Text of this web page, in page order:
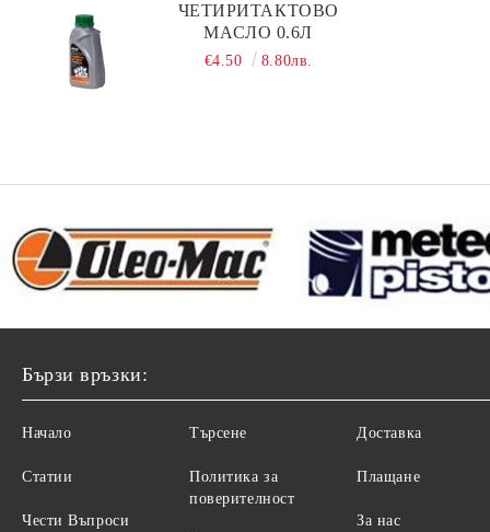
ЧЕТИРИТАКТОВО
МАСЛО 0.6Л
€4.50 8.80лв.
Бързи връзки:
Начало
Статии
Чести Въпроси
Търсене
Политика за
поверителност
Доставка
Плащане
За нас